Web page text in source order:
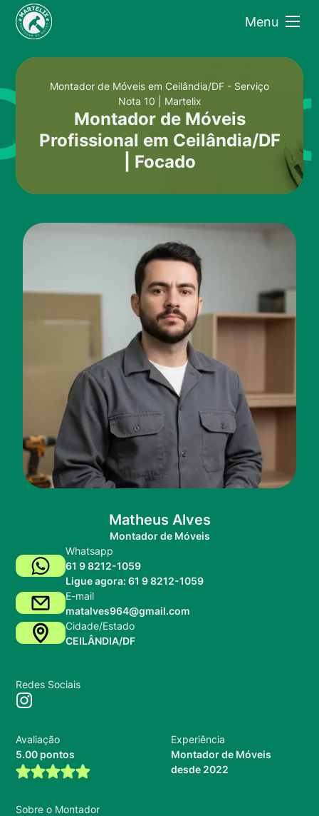
Menu
Montador de Móveis em Ceilândia/DF - Serviço
Nota 10 | Martelix
Montador de Móveis
Profissional em Ceilândia/DF
| Focado
Matheus Alves
Montador de Móveis
Whatsapp
61 9 8212-1059
Ligue agora: 61 9 8212-1059
E-mail
matalves964@gmail.com
Cidade/Estado
CEILÂNDIA/DF
Redes Sociais
Avaliação
5.00 pontos
Experiência
Montador de Móveis
desde 2022
Sobre o Montador